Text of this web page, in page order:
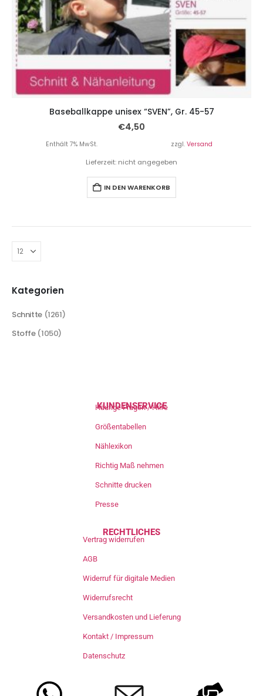
Baseballkappe unisex “SVEN”, Gr. 45-57
€4,50
Enthält 7% MwSt. zzgl. Versand
Lieferzeit: nicht angegeben
IN DEN WARENKORB
Kategorien
Schnitte (1261)
Stoffe (1050)
KUNDENSERVICE
Häufige Fragen / Hilfe
Größentabellen
Nählexikon
Richtig Maß nehmen
Schnitte drucken
Presse
RECHTLICHES
Vertrag widerrufen
AGB
Widerruf für digitale Medien
Widerrufsrecht
Versandkosten und Lieferung
Kontakt / Impressum
Datenschutz